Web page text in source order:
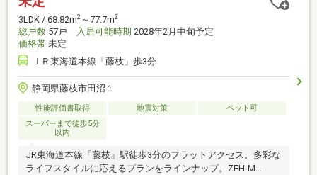
3LDK / 68.82m2 ～77.7m2
総戸数 57戸 入居可能時期 2028年2月中旬予定
価格帯 未定
ＪＲ東海道本線「藤枝」歩3分
静岡県藤枝市田沼１
性能評価書取得 地震対策
ペット可
スーパーまで徒歩5分
以内
JR東海道本線「藤枝」駅徒歩3分のフラットアクセス。多彩な
ライフスタイルに応えるプランをラインナップ。ZEH-M